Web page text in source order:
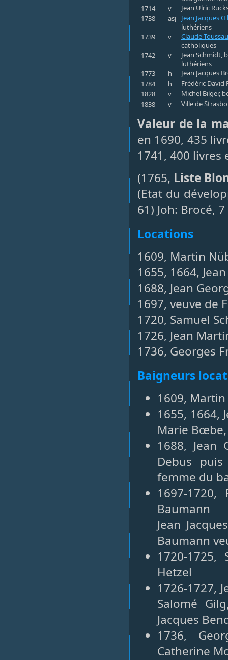
1714
v
Jean Ulric
1738
asj
Jean Jacques
luthériens
1739
v
Claude
catholiques
1742
v
Jean Schmidt,
luthériens
1773
h
Jean Jacques
1784
h
Frédéric David
1828
v
Michel Bilger,
1838
v Ville de
Valeur de la
en 1690, 435
1741, 400 livres
(1765, Liste
(Etat du
61) Joh: Brocé,
Locations
1609, Martin
1655, 1664,
1688, Jean
1697, veuve de
1720, Samuel
1726, Jean
1736, Georges
Baigneurs
1609,
1655, 1664,
Marie
1688, Jean
Debus puis
femme du
1697-
Baumann
Jean
Baumann
1720-1725,
Hetzel
1726-1727,
Salomé
Jacques
1736,
Catherine